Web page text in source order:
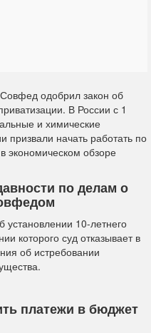
Совфед одобрил закон об
В России с 1
и химические
начать работать по
экономическом обзоре
по делам о
10-летнего
которого суд отказывает в
об истребовании
платежи в бюджет